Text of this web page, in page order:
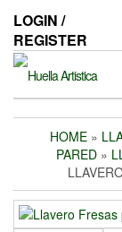
the
content
LOGIN /
REGISTER
HOME »
PARED »